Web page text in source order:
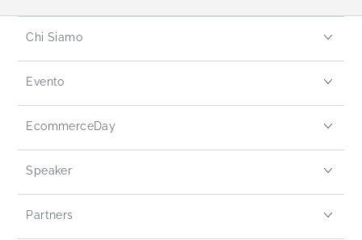
Chi Siamo
Evento
EcommerceDay
Speaker
Partners